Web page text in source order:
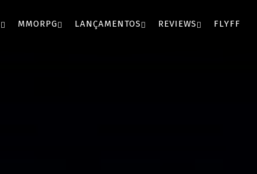
MMORPG LANÇAMENTOS REVIEWS FLYFF